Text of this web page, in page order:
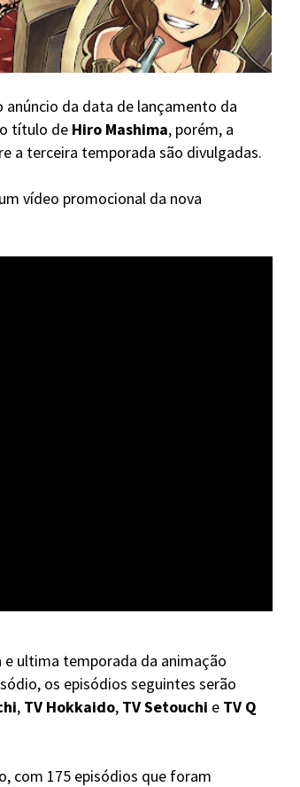
da data de lançamento da
título de Hiro Mashima, porém, a
a terceira temporada são divulgadas.
vídeo promocional da nova
ultima temporada da animação
os episódios seguintes serão
, TV Hokkaido, TV Setouchi e TV Q
com 175 episódios que foram